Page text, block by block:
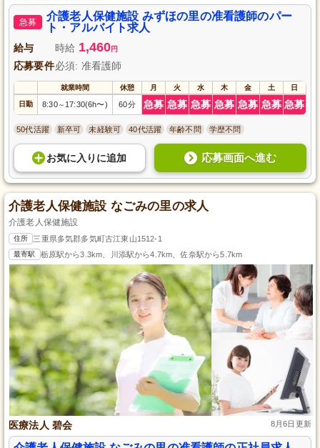
急募
介護老人保健施設 みずほの里の准看護師のパー
ト・アルバイト求人
給与 時給 1,460円
応募要件必須: 准看護師
就業時間 休憩 月 火 水 木 金 土 日
日勤 8:30～ 17:30(6h〜) 60分 急募 急募 急募 急募 急募 急募 急募
50代活躍 新卒可 未経験可 40代活躍 年齢不問 学歴不問
お気に入り に追加 応募画面へ進む
介護老人保健施設 なごみの里の求人
介護老人保健施設
住所 三重県多気郡多気町古江東山1512-1
最寄駅 栃原駅から3.3km、川添駅から4.7km、佐奈駅から5.7km
医療法人 碧会 8月6日更新